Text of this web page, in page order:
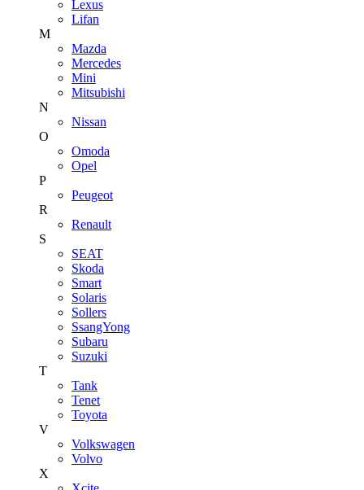
Lexus
Lifan
M
Mazda
Mercedes
Mini
Mitsubishi
N
Nissan
O
Omoda
Opel
P
Peugeot
R
Renault
S
SEAT
Skoda
Smart
Solaris
Sollers
SsangYong
Subaru
Suzuki
T
Tank
Tenet
Toyota
V
Volkswagen
Volvo
X